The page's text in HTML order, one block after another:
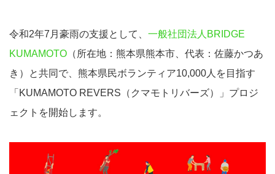
令和2年7月豪雨の支援として、 ⼀般社団法⼈BRIDGE
KUMAMOTO （所在地：熊本県熊本市、代表：佐藤かつあ
き）と共同で、熊本県⺠ボランティア10,000⼈を⽬指す
「KUMAMOTO REVERS（クマモトリバーズ）」プロジ
ェクトを開始します。